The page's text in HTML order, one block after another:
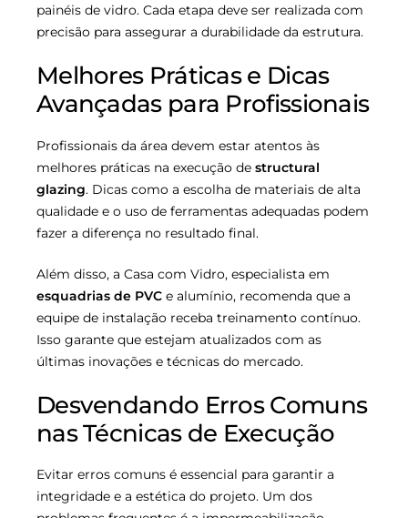
painéis de vidro. Cada etapa deve ser realizada com
precisão para assegurar a durabilidade da estrutura.
Melhores Práticas e Dicas
Avançadas para Profissionais
Profissionais da área devem estar atentos às
melhores práticas na execução de structural
glazing. Dicas como a escolha de materiais de alta
qualidade e o uso de ferramentas adequadas podem
fazer a diferença no resultado final.
Além disso, a Casa com Vidro, especialista em
esquadrias de PVC e alumínio, recomenda que a
equipe de instalação receba treinamento contínuo.
Isso garante que estejam atualizados com as
últimas inovações e técnicas do mercado.
Desvendando Erros Comuns
nas Técnicas de Execução
Evitar erros comuns é essencial para garantir a
integridade e a estética do projeto. Um dos